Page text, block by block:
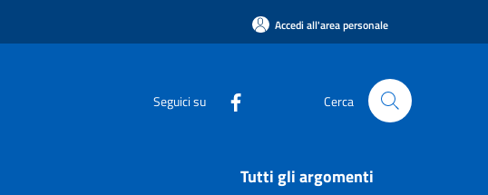
Accedi all'area personale
Seguici su Cerca
Tutti gli argomenti